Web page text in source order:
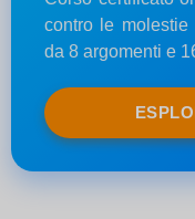
contro le
da 8 argomenti e